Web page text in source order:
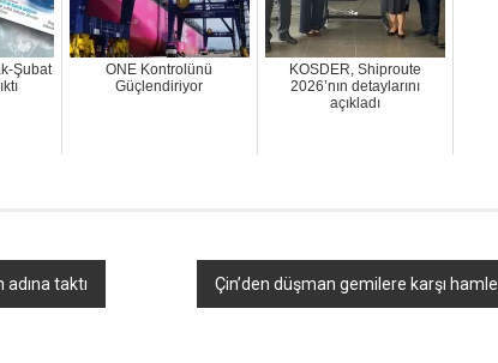
Şubat
ONE Kontrolünü
Güçlendiriyor
KOSDER, Shiproute
2026’nın detaylarını
açıkladı
taktı Çin’den düşman gemilere karşı hamle